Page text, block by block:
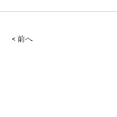
Post
< 前へ